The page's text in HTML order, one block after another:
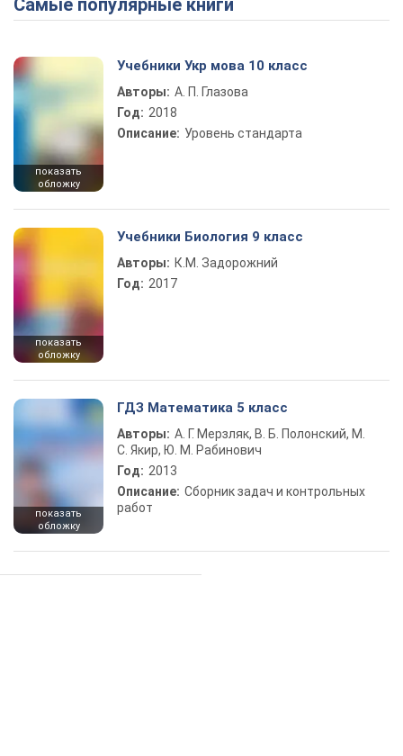
Play Video
Самые популярные книги
показать
обложку
Учебники Укр мова 10 класс
Авторы: А. П. Глазова
Год: 2018
Описание: Уровень стандарта
показать
обложку
Учебники Биология 9 класс
Авторы: К.М. Задорожний
Год: 2017
показать
обложку
ГДЗ Математика 5 класс
Авторы: А. Г. Мерзляк, В. Б. Полонский, М.
С. Якир, Ю. М. Рабинович
Год: 2013
Описание: Сборник задач и контрольных
работ